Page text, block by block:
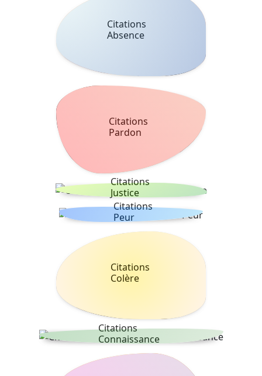
Citations
Absence
Citations
Pardon
Citations
Justice
Citations
Peur
Citations
Colère
Citations
Connaissance